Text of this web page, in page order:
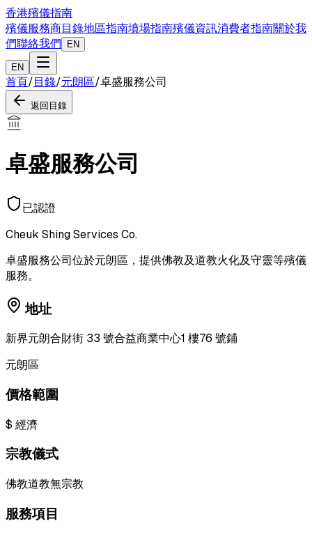
香港殯儀指南
殯儀服務商目錄地區指南墳場指南殯儀資訊消費者指南關於我
們聯絡我們 EN
EN
首頁/目錄/元朗區/卓盛服務公司
返回目錄
卓盛服務公司
已認證
Cheuk Shing Services Co.
卓盛服務公司位於元朗區，提供佛教及道教火化及守靈等殯儀
服務。
地址
新界元朗合財街 33 號合益商業中心1 樓76 號鋪
元朗區
價格範圍
$ 經濟
宗教儀式
佛教道教無宗教
服務項目